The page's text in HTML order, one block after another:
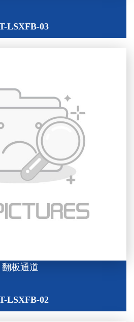
LSXFB-03
翻板通道
LSXFB-02